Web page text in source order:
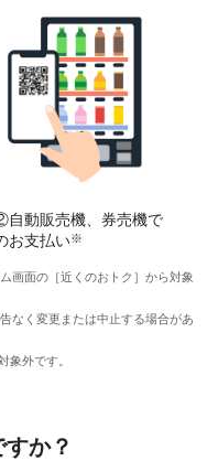
動販売機、券売機で
お支払い※
画面の［近くのおトク］から対象
なく変更または中止する場合があ
象外です。
か？